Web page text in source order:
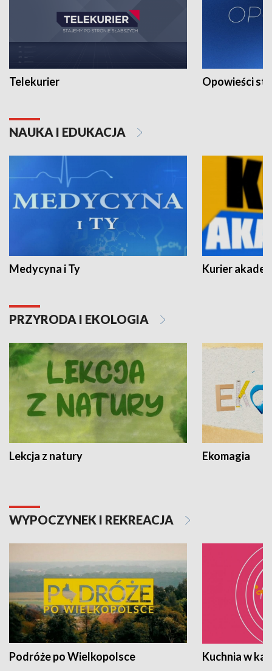
Telekurier Opowieści
NAUKA I EDUKACJA
Medycyna i Ty Kurier
PRZYRODA I EKOLOGIA
Lekcja z natury Ekomagia
WYPOCZYNEK I REKREACJA
Podróże po Wielkopolsce Kuchnia w